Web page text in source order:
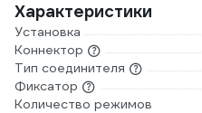
Характеристики
Установка
Коннектор
Тип соединителя
Фиксатор
Количество режимов